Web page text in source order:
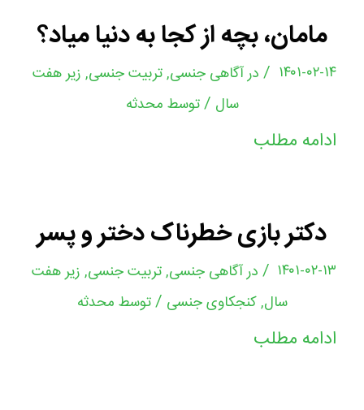
مامان، بچه از کجا به دنیا میاد؟
۱۴۰۱-۰۲-۱۴ / درآگاهی جنسی,تربیت جنسی, زیر هفت
سال /توسط محدثه
ادامه مطلب
دکتر بازی خطرناک دختر و پسر
۱۴۰۱-۰۲-۱۳ / درآگاهی جنسی,تربیت جنسی, زیر هفت
سال,کنجکاوی جنسی /توسط محدثه
ادامه مطلب